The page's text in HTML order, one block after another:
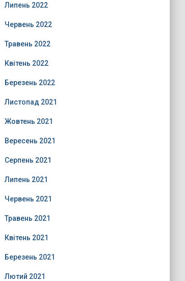
Липень 2022
Червень 2022
Травень 2022
Квітень 2022
Березень 2022
Листопад 2021
Жовтень 2021
Вересень 2021
Серпень 2021
Липень 2021
Червень 2021
Травень 2021
Квітень 2021
Березень 2021
Лютий 2021